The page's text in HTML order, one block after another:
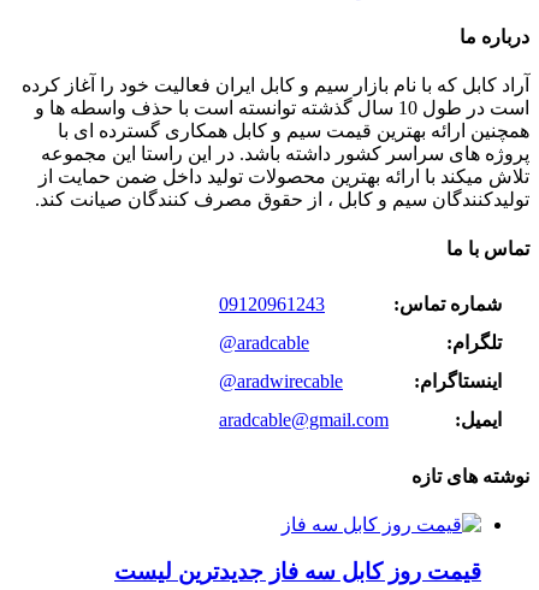
درباره ما
آراد کابل که با نام بازار سیم و کابل ایران فعالیت خود را آغاز کرده
است در طول 10 سال گذشته توانسته است با حذف واسطه ها و
همچنین ارائه بهترین قیمت سیم و کابل همکاری گسترده ای با
پروژه های سراسر کشور داشته باشد. در این راستا این مجموعه
تلاش میکند با ارائه بهترین محصولات تولید داخل ضمن حمایت از
تولیدکنندگان سیم و کابل ، از حقوق مصرف کنندگان صیانت کند.
تماس با ما
شماره تماس:
09120961243
تلگرام:
@aradcable
اینستاگرام:
@aradwirecable
ایمیل:
aradcable@gmail.com
نوشته های تازه
قیمت روز کابل سه فاز جدیدترین لیست